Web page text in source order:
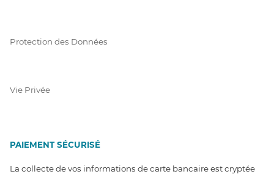
Protection des Données
Vie Privée
PAIEMENT SÉCURISÉ
La collecte de vos informations de carte bancaire est cryptée